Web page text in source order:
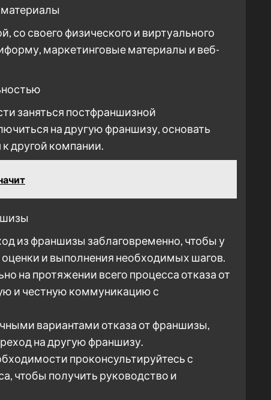
материалы
со своего физического и виртуального
маркетинговые материалы и веб-
заняться постфраншизной
на другую франшизу, основать
другой компании.
из франшизы заблаговременно, чтобы у
и выполнения необходимых шагов.
на протяжении всего процесса отказа от
и честную коммуникацию с
вариантами отказа от франшизы,
на другую франшизу.
проконсультируйтесь с
чтобы получить руководство и